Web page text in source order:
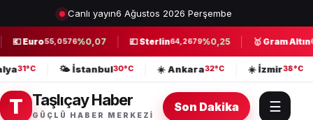
Canlı yayın6 Ağustos 2026 Perşembe
💶 Euro55,0576%0,07 💷 Sterlin64,2679%0,25 🥇 Gram Altın
31°C 🌤️ İstanbul30°C ☀️ Ankara32°C ☀️ İzmir38°C
T Taşlıçay Haber
GÜÇLÜ HABER MERKEZI
Son Dakika ☰